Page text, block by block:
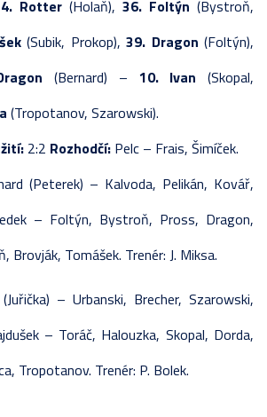
Rotter (Holaň), 36. Foltýn (Bystroň,
(Subik, Prokop),39. Dragon (Foltýn),
(Bernard) – 10. Ivan (Skopal,
(Tropotanov, Szarowski).
2:2 Rozhodčí: Pelc – Frais, Šimíček.
(Peterek) – Kalvoda, Pelikán, Kovář,
– Foltýn, Bystroň, Pross, Dragon,
Brovják, Tomášek. Trenér: J. Miksa.
– Urbanski, Brecher, Szarowski,
– Toráč, Halouzka, Skopal, Dorda,
Tropotanov. Trenér: P. Bolek.